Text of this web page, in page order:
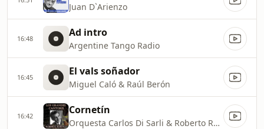
Juan D`Arienzo
16:48 Ad intro
Argentine Tango Radio
16:45 El vals soñador
Miguel Caló & Raúl Berón
16:42 Cornetín
Orquesta Carlos Di Sarli & Roberto Rufino